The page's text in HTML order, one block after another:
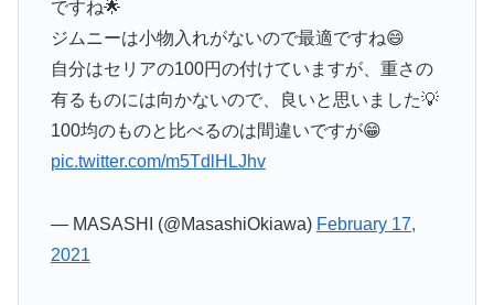
ですね🌟
ジムニーは小物入れがないので最適ですね😄
自分はセリアの100円の付けていますが、重さの
有るものには向かないので、良いと思いました💡
100均のものと比べるのは間違いですが😁
pic.twitter.com/m5TdlHLJhv
— MASASHI (@MasashiOkiawa) February 17,
2021